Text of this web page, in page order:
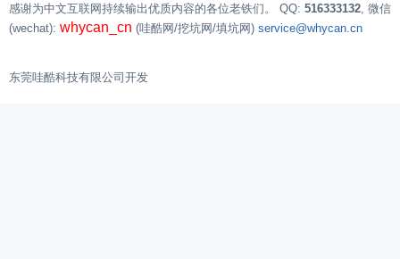
感谢为中文互联网持续输出优质内容的各位老铁们。 QQ: 516333132 , 微信
(wechat): whycan_cn (哇酷网/挖坑网/填坑网) service@whycan.cn
东莞哇酷科技有限公司开发